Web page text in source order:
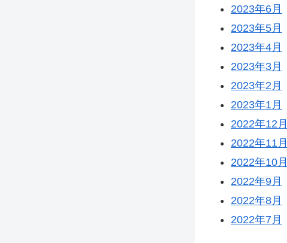
2023年6月
2023年5月
2023年4月
2023年3月
2023年2月
2023年1月
2022年12月
2022年11月
2022年10月
2022年9月
2022年8月
2022年7月